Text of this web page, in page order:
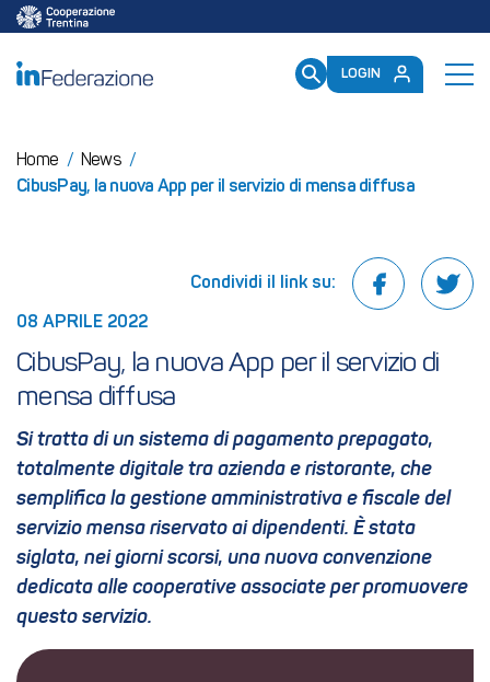
/mailup/GetToken
LOGIN
Home / News /
CibusPay, la nuova App per il servizio di mensa diffusa
08 APRILE 2022
Condividi il link su:
CibusPay, la nuova App per il servizio di
mensa diffusa
Si tratta di un sistema di pagamento prepagato,
totalmente digitale tra azienda e ristorante, che
semplifica la gestione amministrativa e fiscale del
servizio mensa riservato ai dipendenti. È stata
siglata, nei giorni scorsi, una nuova convenzione
dedicata alle cooperative associate per promuovere
questo servizio.